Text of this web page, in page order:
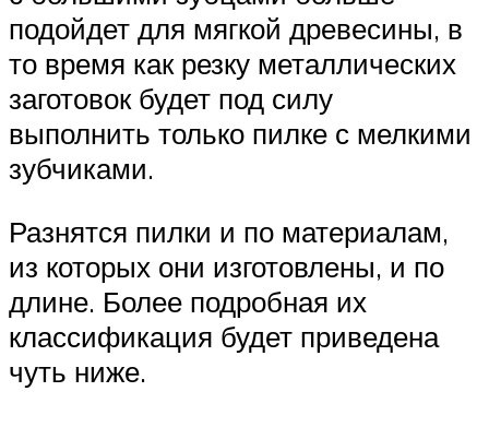
подойдет для мягкой древесины, в
то время как резку металлических
заготовок будет под силу
выполнить только пилке с мелкими
зубчиками.
Разнятся пилки и по материалам,
из которых они изготовлены, и по
длине. Более подробная их
классификация будет приведена
чуть ниже.